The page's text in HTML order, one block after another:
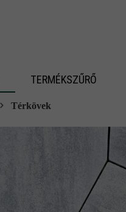
TERMÉKSZŰRŐ
Térkövek